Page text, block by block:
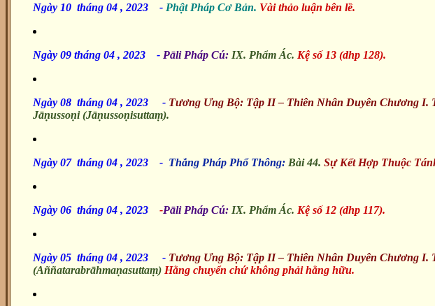
Ngày 10 tháng 04 , 2023 - Phật Pháp Cơ Bản. Vài thảo luận bên lề.
Ngày 09 tháng 04 , 2023 - Pāli Pháp Cú: IX. Phẩm Ác. Kệ số 13 (dhp 128).
Ngày 08 tháng 04 , 2023 -Tương Ưng Bộ: Tập II – Thiên Nhân Duyên Chương I.
Jāṇussoṇi (Jāṇussoṇisuttaṃ).
Ngày 07 tháng 04 , 2023 - Thắng Pháp Phổ Thông: Bài 44. Sự Kết Hợp Thuộc
Ngày 06 tháng 04 , 2023 -Pāli Pháp Cú: IX. Phẩm Ác. Kệ số 12 (dhp 117).
Ngày 05 tháng 04 , 2023 -Tương Ưng Bộ: Tập II – Thiên Nhân Duyên Chương I.
(Aññatarabrāhmaṇasuttaṃ) Hằng chuyển chứ không phải hằng hữu.